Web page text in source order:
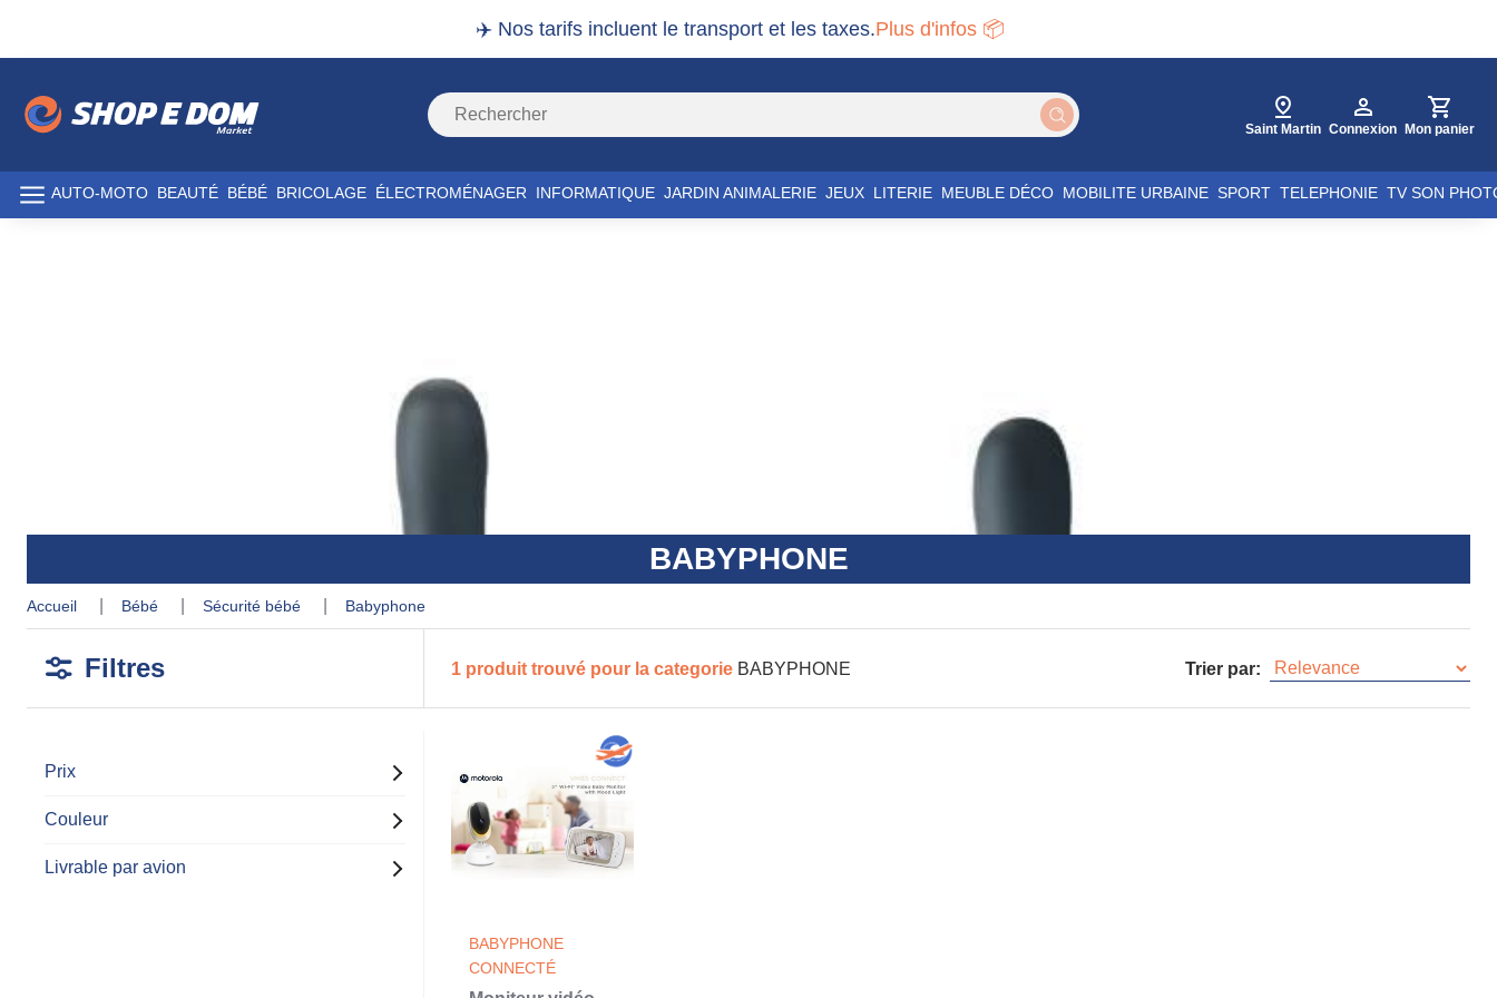
✈️ Nos tarifs incluent le transport et les taxes.Plus d'infos 📦
Saint Martin Connexion Mon panier
AUTO-MOTO BEAUTÉ BÉBÉ BRICOLAGE ÉLECTROMÉNAGER INFORMATIQUE JARDIN ANIMALERIE JEUX LITERIE MEUBLE DÉCO MOBILITE URBAINE SPORT TELEPHONIE TV SON
BABYPHONE
accueil bébé sécurité bébé babyphone
Filtres 1 produit trouvé pour la categorie BABYPHONE Trier par:
Prix
Couleur
Livrable par avion
BABYPHONE
CONNECTÉ